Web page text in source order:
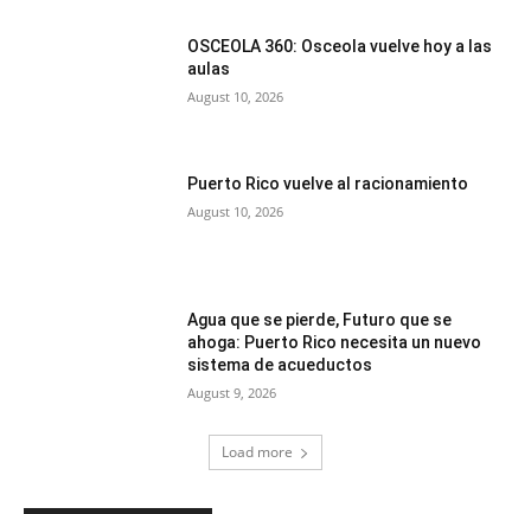
OSCEOLA 360: Osceola vuelve hoy a las
aulas
August 10, 2026
Puerto Rico vuelve al racionamiento
August 10, 2026
Agua que se pierde, Futuro que se
ahoga: Puerto Rico necesita un nuevo
sistema de acueductos
August 9, 2026
Load more